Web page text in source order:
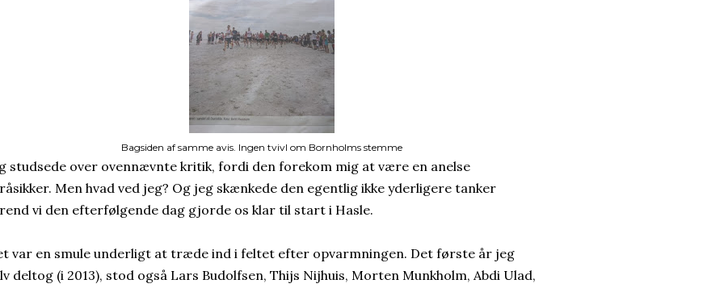
Bagsiden af samme avis. Ingen tvivl om Bornholms stemme
studsede over ovennævnte kritik, fordi den forekom mig at være en anelse
Men hvad ved jeg? Og jeg skænkede den egentlig ikke yderligere tanker
vi den efterfølgende dag gjorde os klar til start i Hasle.
var en smule underligt at træde ind i feltet efter opvarmningen. Det første år jeg
deltog (i 2013), stod også Lars Budolfsen, Thijs Nijhuis, Morten Munkholm, Abdi Ulad,